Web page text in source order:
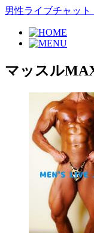
男性ライブチャット
マッスル